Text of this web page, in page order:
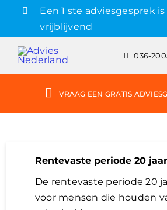
content
Een 1 ste adviesgesprek
vrijblijvend
036-
VRAAG EEN GRATIS
Rentevaste periode 20
De rentevaste periode 20
voor mensen die houden